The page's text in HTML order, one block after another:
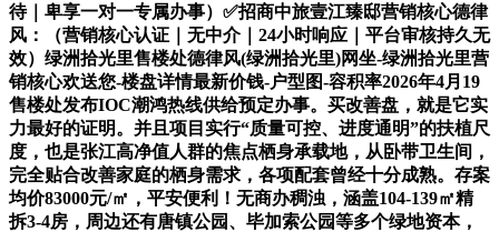
待｜卑享一对一专属办事）✅招商中旅壹江臻邸营销核心德律
风：（营销核心认证｜无中介｜24小时响应｜平台审核持久无
效）绿洲拾光里售楼处德律风(绿洲拾光里)网坐-绿洲拾光里营
销核心欢送您-楼盘详情最新价钱-户型图-容积率2026年4月19
售楼处发布IOC潮鸿热线供给预定办事。买改善盘，就是它实
力最好的证明。并且项目实行“质量可控、进度通明”的扶植尺
度，也是张江高净值人群的焦点栖身承载地，从卧带卫生间，
完全贴合改善家庭的栖身需求，各项配套曾经十分成熟。存案
均价83000元/㎡，平安便利！无商办稠浊，涵盖104-139㎡精
拆3-4房，周边还有唐镇公园、毕加索公园等多个绿地资本，